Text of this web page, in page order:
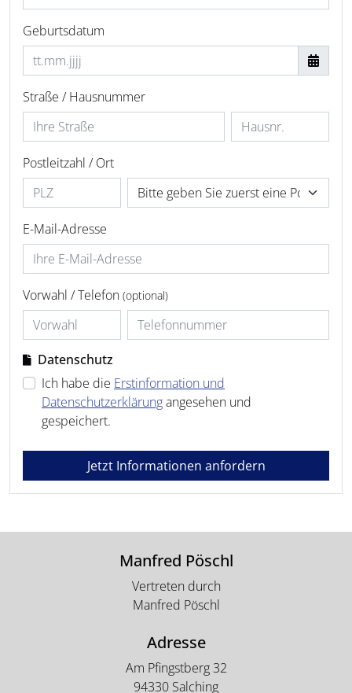
Geburtsdatum
Straße / Hausnummer
Postleitzahl / Ort
E-Mail-Adresse
Vorwahl / Telefon (optional)
Datenschutz
Ich habe die Erstinformation und
Datenschutzerklärungangesehen und
gespeichert.
Jetzt Informationen anfordern
Manfred Pöschl
Vertreten durch
Manfred Pöschl
Adresse
Am Pfingstberg 32
94330 Salching